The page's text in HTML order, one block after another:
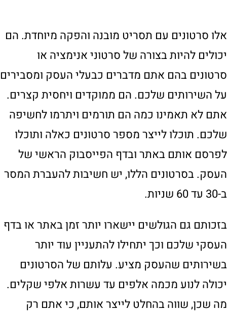
אלו סרטונים עם תסריט מובנה והפקה מיוחדת. הם
יכולים להיות בצורה של סרטוני אנימציה או
סרטונים בהם אתם מדברים כבעלי העסק ומסבירים
על השירותים שלכם. הם ממוקדים ויחסית קצרים.
אתם לא תאמינו כמה הם תורמים ויתרמו לחשיפה
שלכם. תוכלו לייצר מספר סרטונים כאלה ותוכלו
לפרסם אותם באתר ובדף הפייסבוק הראשי של
העסק. בסרטונים הללו, יש חשיבות להעברת המסר
ב-30 עד 60 שניות.
בזכותם גם הגולשים יישארו יותר זמן באתר או בדף
העסקי שלכם וכך יתחילו להתעניין עוד יותר
בשירותים שהעסק מציע. עלותם של הסרטונים
יכולה לנוע מכמה אלפים עד עשרות אלפי שקלים.
מה שכן, שווה בהחלט לייצר אותם, כי אתם רק